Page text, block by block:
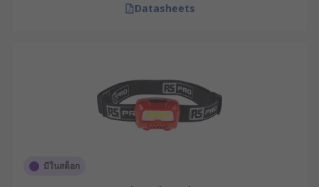
แหล่งพลังงาน : เลือกแบบถ่านหรือแบบชาร์จไฟ
มาตรฐานการกันน้ำ/กันฝุ่นที่ระดับ IP65 ขึ้นไป
น้ำหนักและความสบาย : ไฟคาดหัวที่มีสายรัด
ศีรษะซึ่งปรับได้ น้ำหนักเบา และออกแบบที่เข้ากับ
Datasheets
มีในสต็อก